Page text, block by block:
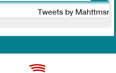
Tweets by Mahttmsr